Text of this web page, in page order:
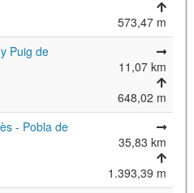
573,47 m
Puig de
11,07 km
648,02 m
- Pobla de
35,83 km
1.393,39 m